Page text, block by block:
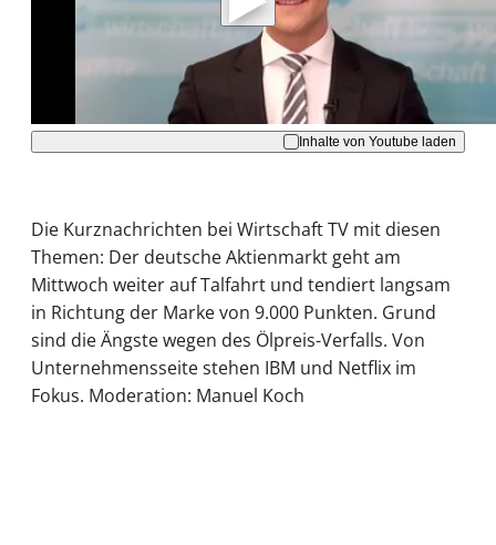
Hinweise dazu erhalten Sie in derDatenschutzerklärung
Akzeptieren
Inhalte von Youtube laden
Die Kurznachrichten bei Wirtschaft TV mit diesen
Themen: Der deutsche Aktienmarkt geht am
Mittwoch weiter auf Talfahrt und tendiert langsam
in Richtung der Marke von 9.000 Punkten. Grund
sind die Ängste wegen des Ölpreis-Verfalls. Von
Unternehmensseite stehen IBM und Netflix im
Fokus. Moderation: Manuel Koch